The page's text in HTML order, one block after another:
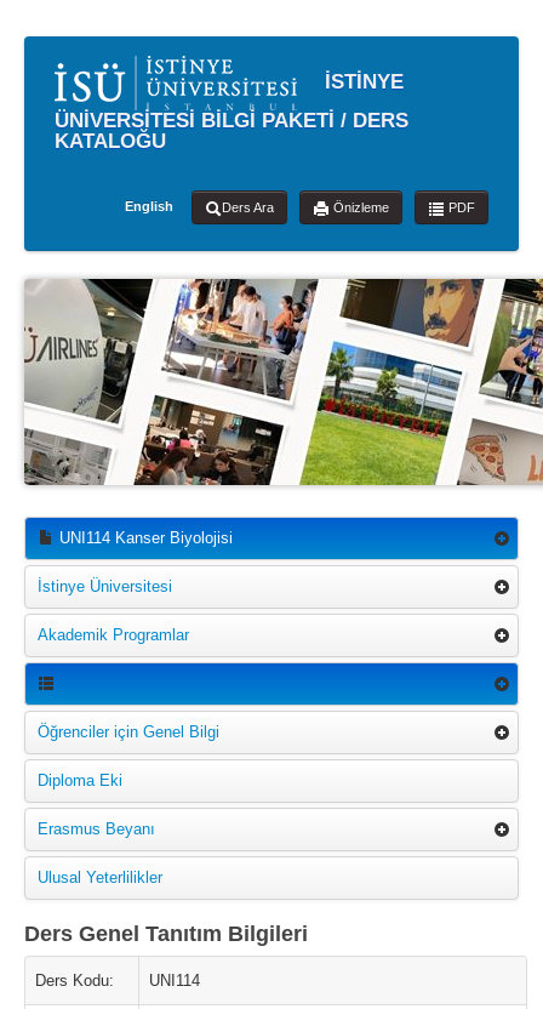
İSTİNYE
ÜNİVERSİTESİ BİLGİ PAKETİ / DERS
KATALOĞU
English Ders Ara Önizleme PDF
UNI114 Kanser Biyolojisi
İstinye Üniversitesi
Akademik Programlar
Öğrenciler için Genel Bilgi
Diploma Eki
Erasmus Beyanı
Ulusal Yeterlilikler
Ders Genel Tanıtım Bilgileri
Ders Kodu: UNI114